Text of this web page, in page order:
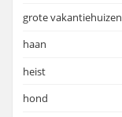
grote vakantiehuizen
haan
heist
hond